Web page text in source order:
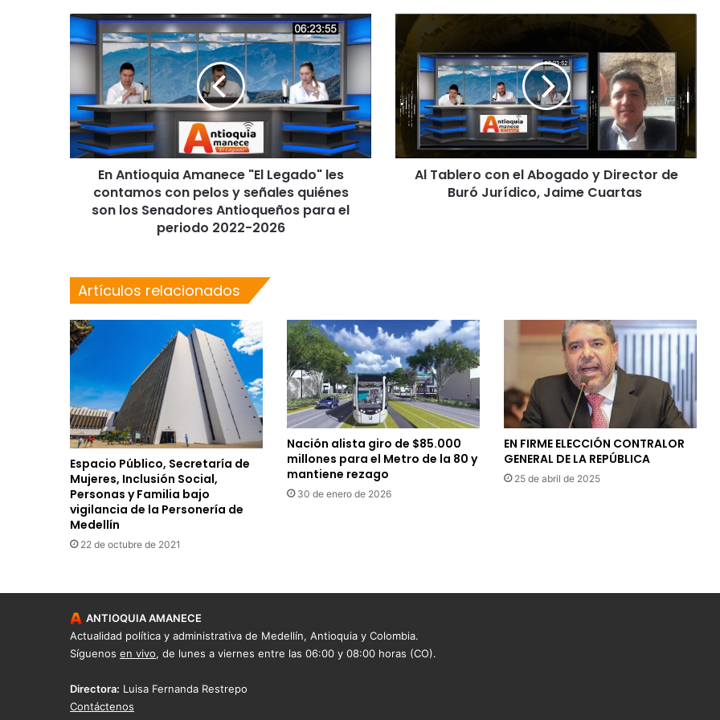
En Antioquia Amanece "El Legado" les
contamos con pelos y señales quiénes
son los Senadores Antioqueños para el
periodo 2022-2026
Al Tablero con el Abogado y Director de
Buró Jurídico, Jaime Cuartas
Artículos relacionados
Espacio Público, Secretaría de
Mujeres, Inclusión Social,
Personas y Familia bajo
vigilancia de la Personería de
Medellín
22 de octubre de 2021
Nación alista giro de $85.000
millones para el Metro de la 80 y
mantiene rezago
30 de enero de 2026
EN FIRME ELECCIÓN CONTRALOR
GENERAL DE LA REPÚBLICA
25 de abril de 2025
ANTIOQUIA AMANECE
Actualidad política y administrativa de Medellín, Antioquia y Colombia.
Síguenos en vivo, de lunes a viernes entre las 06:00 y 08:00 horas (CO).
Directora: Luisa Fernanda Restrepo
Contáctenos